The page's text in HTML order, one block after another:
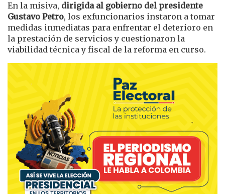
En la misiva, dirigida al gobierno del presidente
Gustavo Petro, los exfuncionarios instaron a tomar
medidas inmediatas para enfrentar el deterioro en
la prestación de servicios y cuestionaron la
viabilidad técnica y fiscal de la reforma en curso.